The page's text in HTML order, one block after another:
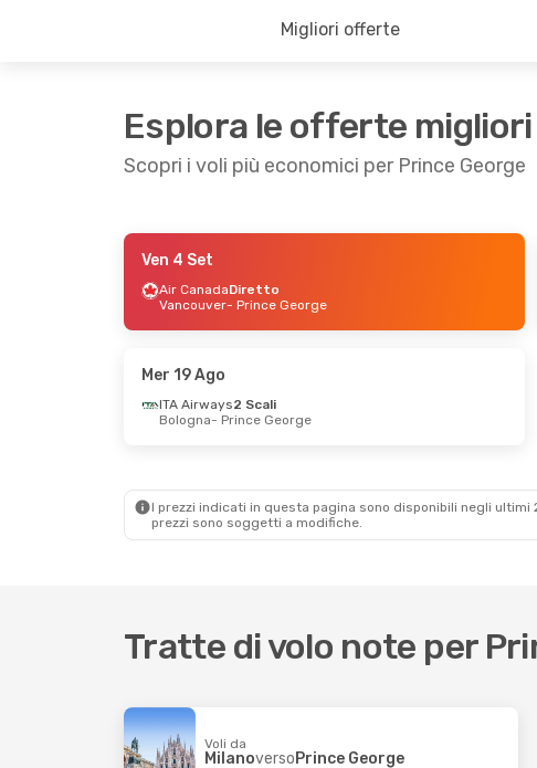
Migliori offerte
Esplora le offerte migliori
Scopri i voli più economici per Prince George
- Dom 6 Set
- Prince George
-
Ven 4 Set
Air CanadaDiretto
Vancouver- Prince George
Mer 19 Ago
ITA Airways2 Scali
Bologna- Prince George
I prezzi indicati in questa pagina sono disponibili negli
prezzi sono soggetti a modifiche.
Tratte di volo note per
Voli da
MilanoversoPrince George